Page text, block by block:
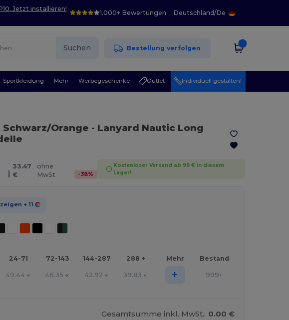
Jetzt installieren!
1.000+ Bewertungen Deutschland/De
Suchen Bestellung verfolgen
Sportkleidung Mehr Werbegeschenke Outlet Individuell gestalten!
Schwarz/Orange - Lanyard Nautic Long
|
33.47
€
ohne
MwSt
-38%
Kostenloser Versand ab 99 € in diesem
Lager!
+ 11
24-71 72-143 144-287 288 + Mehr Bestand
49.44 € 46.35 € 42.92 € 39.83 € + 999+
Gesamtsumme inkl. MwSt.: 0.00 €